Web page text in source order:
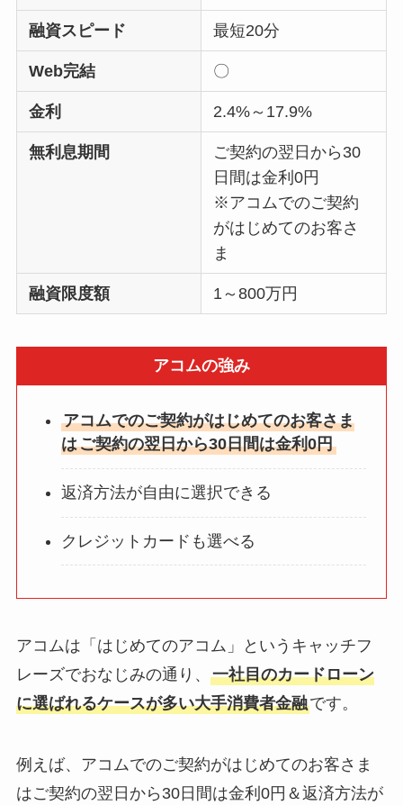
融資スピード 最短20分
Web完結 〇
金利 2.4%～17.9%
無利息期間
ご契約の翌日から30
日間は金利0円
※アコムでのご契約
がはじめてのお客さ
ま
融資限度額 1～800万円
アコムの強み
アコムでのご契約がはじめてのお客さま
はご契約の翌日から30日間は金利0円
返済方法が自由に選択できる
クレジットカードも選べる
アコムは「はじめてのアコム」というキャッチフ
レーズでおなじみの通り、 一社目のカードローン
に選ばれるケースが多い大手消費者金融です。
例えば、アコムでのご契約がはじめてのお客さま
はご契約の翌日から30日間は金利0円＆返済方法が